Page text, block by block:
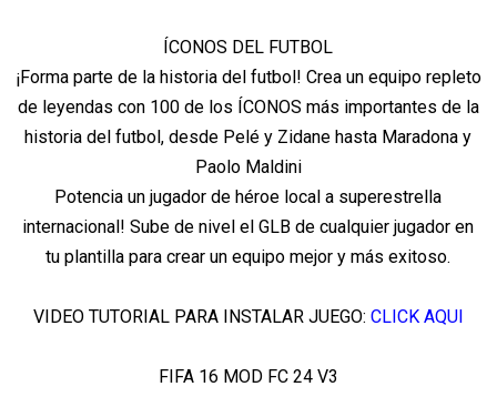
ÍCONOS DEL FUTBOL
¡Forma parte de la historia del futbol! Crea un equipo repleto
de leyendas con 100 de los ÍCONOS más importantes de la
historia del futbol, desde Pelé y Zidane hasta Maradona y
Paolo Maldini
Potencia un jugador de héroe local a superestrella
internacional! Sube de nivel el GLB de cualquier jugador en
tu plantilla para crear un equipo mejor y más exitoso.
VIDEO TUTORIAL PARA INSTALAR JUEGO: CLICK AQUI
FIFA 16 MOD FC 24 V3